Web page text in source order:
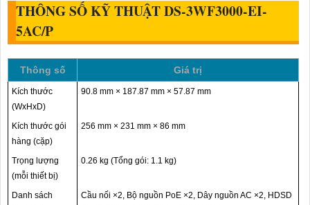
THÔNG SỐ KỸ THUẬT DS-3WF3000-EI-
5AC/P
Thông số Giá trị
Kích thước
(WxHxD)
90.8 mm × 187.87 mm × 57.87 mm
Kích thước gói
hàng (cặp)
256 mm × 231 mm × 86 mm
Trọng lượng
(mỗi thiết bị)
0.26 kg (Tổng gói: 1.1 kg)
Danh sách
Cầu nối ×2, Bộ nguồn PoE ×2, Dây nguồn AC ×2, HDSD